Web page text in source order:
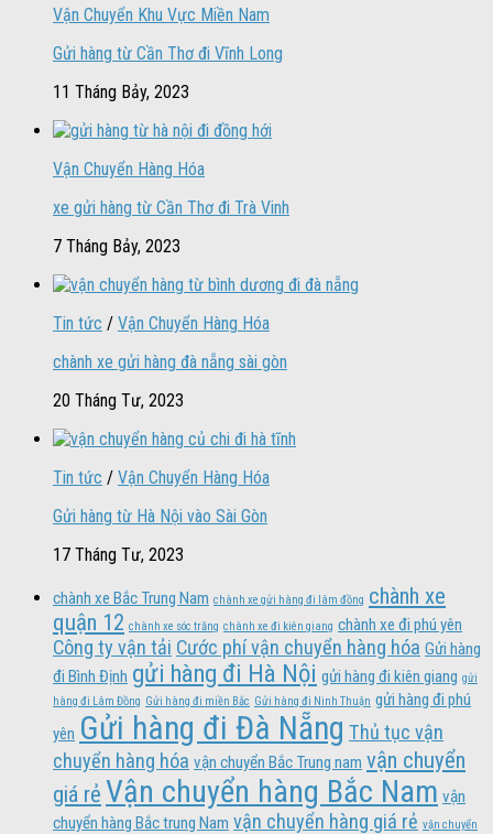
Vận Chuyển Khu Vực Miền Nam
Gửi hàng từ Cần Thơ đi Vĩnh Long
11 Tháng Bảy, 2023
Vận Chuyển Hàng Hóa
xe gửi hàng từ Cần Thơ đi Trà Vinh
7 Tháng Bảy, 2023
Tin tức / Vận Chuyển Hàng Hóa
chành xe gửi hàng đà nẵng sài gòn
20 Tháng Tư, 2023
Tin tức / Vận Chuyển Hàng Hóa
Gửi hàng từ Hà Nội vào Sài Gòn
17 Tháng Tư, 2023
chành xe Bắc Trung Nam chành xe gửi hàng đi lâm đồng chành xe
quận 12 chành xe sóc trăng chành xe đi kiên giang chành xe đi phú yên
Công ty vận tải Cước phí vận chuyển hàng hóa Gửi hàng
đi Bình Định gửi hàng đi Hà Nội gửi hàng đi kiên giang gửi
hàng đi Lâm Đồng Gửi hàng đi miền Bắc Gửi hàng đi Ninh Thuận gửi hàng đi phú
yên Gửi hàng đi Đà Nẵng Thủ tục vận
chuyển hàng hóa vận chuyển Bắc Trung nam vận chuyển
giá rẻ Vận chuyển hàng Bắc Nam vận
chuyển hàng Bắc trung Nam vận chuyển hàng giá rẻ vận chuyển